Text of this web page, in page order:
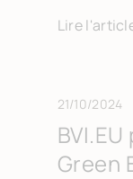
Lire
21/10/2024
Green